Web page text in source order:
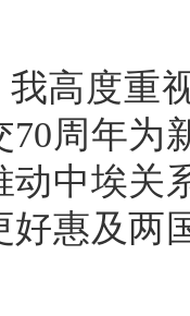
高度重
70周年为
动中埃关
好惠及两